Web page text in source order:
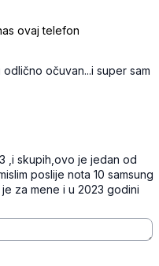
ovaj telefon
očuvan...i super sam
,i skupih,ovo je jedan od
poslije nota 10 samsung
za mene i u 2023 godini